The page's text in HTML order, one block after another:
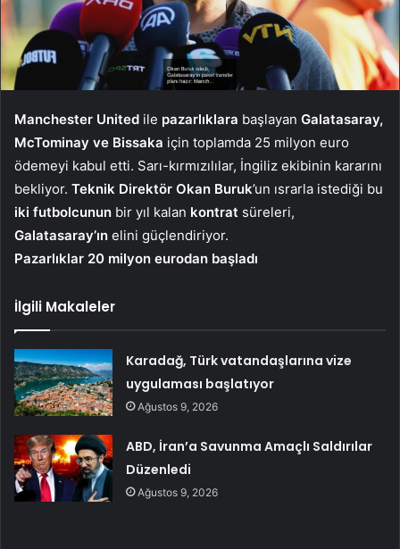
Manchester United ile pazarlıklara başlayan Galatasaray,
McTominay ve Bissaka için toplamda 25 milyon euro
ödemeyi kabul etti. Sarı-kırmızılılar, İngiliz ekibinin kararını
bekliyor. Teknik Direktör Okan Buruk’un ısrarla istediği bu
iki futbolcunun bir yıl kalan kontrat süreleri,
Galatasaray’ın elini güçlendiriyor.
Pazarlıklar 20 milyon eurodan başladı
İlgili Makaleler
Karadağ, Türk vatandaşlarına vize
uygulaması başlatıyor
Ağustos 9, 2026
ABD, İran’a Savunma Amaçlı Saldırılar
Düzenledi
Ağustos 9, 2026